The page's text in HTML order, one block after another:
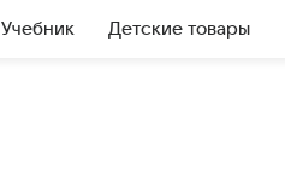
Учебник Детские товары